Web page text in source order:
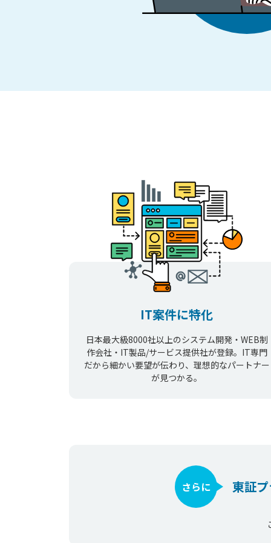
IT案件に特化
日本最大級8000社以上のシステム開発・WEB制
作会社・IT製品/サービス提供社が登録。IT専門
だから細かい要望が伝わり、理想的なパートナー
が見つかる。
東証
さらに